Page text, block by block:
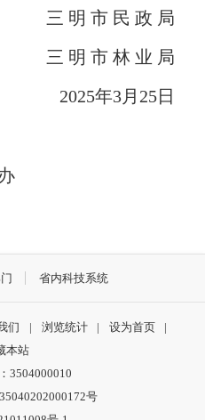
三 明 市 民 政 局
三 明 市 林 业 局
2025年3月25日
省内科技系统
们 | 浏览统计 | 设为首页
|
本站
3504000010
号